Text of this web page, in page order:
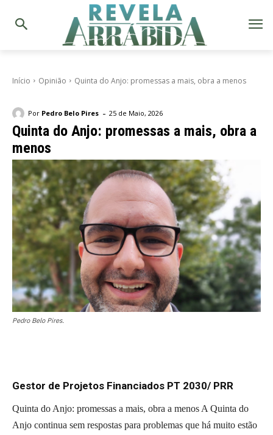
Início Opinião Quinta do Anjo: promessas a mais, obra a menos
Por Pedro Belo Pires - 25 de Maio, 2026
Quinta do Anjo: promessas a mais, obra a
menos
Pedro Belo Pires.
Gestor de Projetos Financiados PT 2030/ PRR
Quinta do Anjo: promessas a mais, obra a menos A Quinta do
Anjo continua sem respostas para problemas que há muito estão